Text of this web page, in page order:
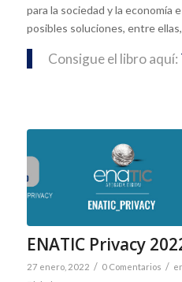
para la sociedad y la economía
posibles soluciones, entre
Consigue el libro aquí:
ENATIC Privacy
27 enero, 2022 / 0 Comentarios /